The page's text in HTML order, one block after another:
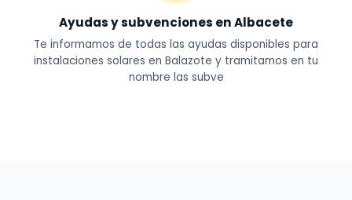
Ayudas y subvenciones en Albacete
Te informamos de todas las ayudas disponibles para
instalaciones solares en Balazote y tramitamos en tu
nombre las subve